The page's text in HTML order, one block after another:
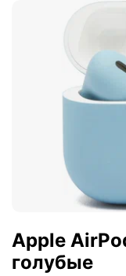
Apple
голубые